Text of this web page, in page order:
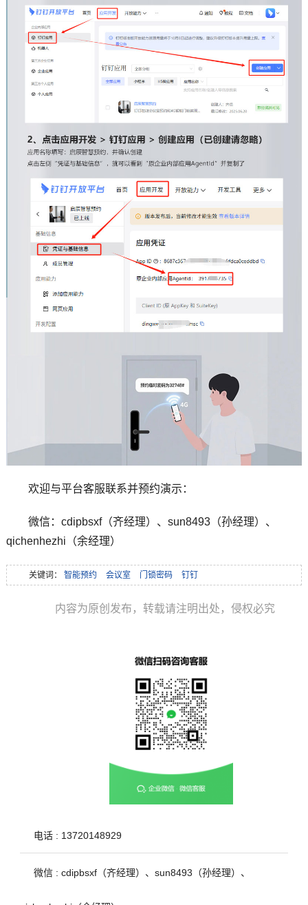
欢迎与平台客服联系并预约演示：
微信：cdipbsxf（齐经理）、sun8493（孙经理）、
qichenhezhi（余经理）
关键词： 智能预约 会议室 门锁密码 钉钉
内容为原创发布，转载请注明出处，侵权必究
电话 : 13720148929
微信 : cdipbsxf（齐经理）、sun8493（孙经理）、